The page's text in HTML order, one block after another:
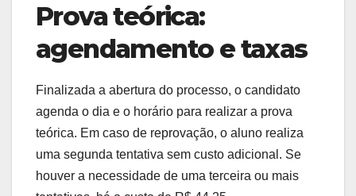
Prova teórica:
agendamento e taxas
Finalizada a abertura do processo, o candidato
agenda o dia e o horário para realizar a prova
teórica. Em caso de reprovação, o aluno realiza
uma segunda tentativa sem custo adicional. Se
houver a necessidade de uma terceira ou mais